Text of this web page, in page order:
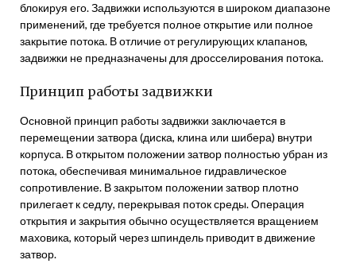
блокируя его. Задвижки используются в широком диапазоне
применений, где требуется полное открытие или полное
закрытие потока. В отличие от регулирующих клапанов,
задвижки не предназначены для дросселирования потока.
Принцип работы задвижки
Основной принцип работы задвижки заключается в
перемещении затвора (диска, клина или шибера) внутри
корпуса. В открытом положении затвор полностью убран из
потока, обеспечивая минимальное гидравлическое
сопротивление. В закрытом положении затвор плотно
прилегает к седлу, перекрывая поток среды. Операция
открытия и закрытия обычно осуществляется вращением
маховика, который через шпиндель приводит в движение
затвор.